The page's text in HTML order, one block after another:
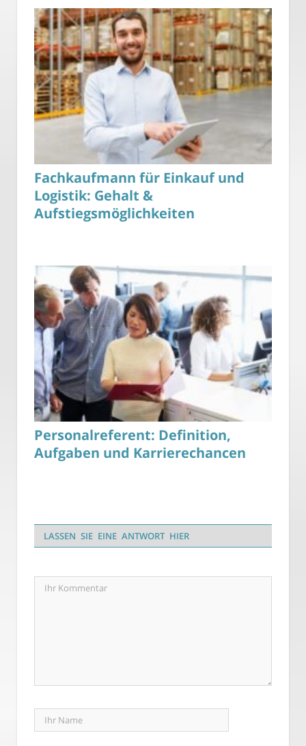
Fachkaufmann für Einkauf und
Logistik: Gehalt &
Aufstiegsmöglichkeiten
Personalreferent: Definition,
Aufgaben und Karrierechancen
LASSEN SIE EINE ANTWORT HIER